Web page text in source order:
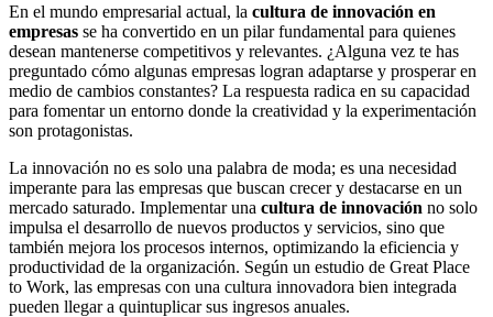
En el mundo empresarial actual, la cultura de innovación en
empresas se ha convertido en un pilar fundamental para quienes
desean mantenerse competitivos y relevantes. ¿Alguna vez te has
preguntado cómo algunas empresas logran adaptarse y prosperar en
medio de cambios constantes? La respuesta radica en su capacidad
para fomentar un entorno donde la creatividad y la experimentación
son protagonistas.
La innovación no es solo una palabra de moda; es una necesidad
imperante para las empresas que buscan crecer y destacarse en un
mercado saturado. Implementar una cultura de innovación no solo
impulsa el desarrollo de nuevos productos y servicios, sino que
también mejora los procesos internos, optimizando la eficiencia y
productividad de la organización. Según un estudio de Great Place
to Work, las empresas con una cultura innovadora bien integrada
pueden llegar a quintuplicar sus ingresos anuales.